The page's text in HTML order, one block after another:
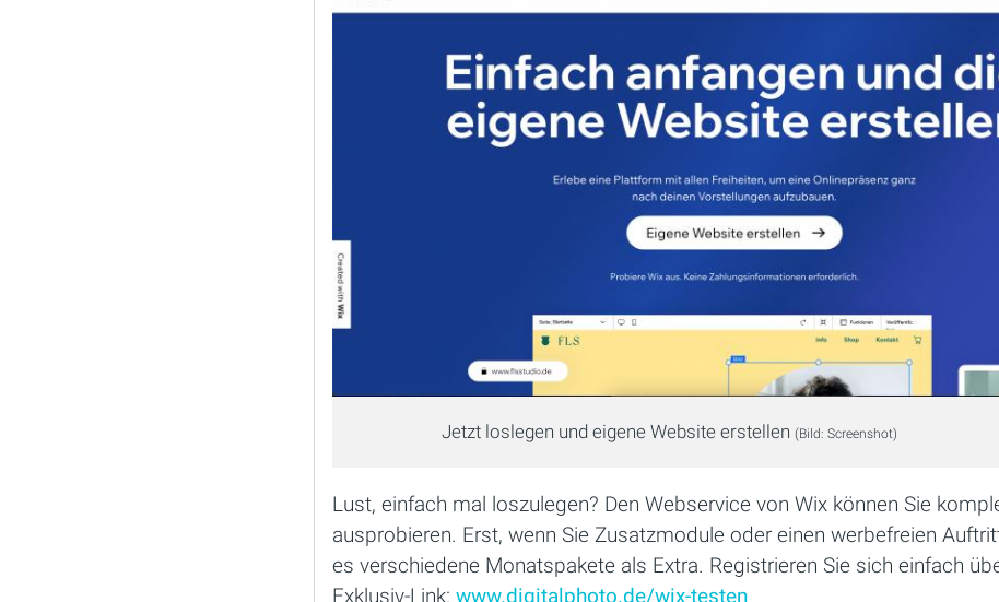
Jetzt loslegen und eigene Website erstellen (Bild: Screenshot)
Lust, einfach mal loszulegen? Den Webservice von Wix können Sie
ausprobieren. Erst, wenn Sie Zusatzmodule oder einen werbefreien
es verschiedene Monatspakete als Extra. Registrieren Sie sich einfach
Exklusiv-Link: www.digitalphoto.de/wix-testen